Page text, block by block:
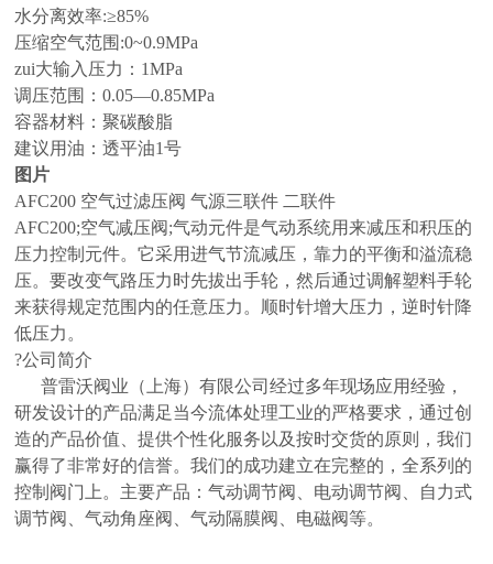
水分离效率:≥85%
压缩空气范围:0~0.9MPa
zui大输入压力：1MPa
调压范围：0.05—0.85MPa
容器材料：聚碳酸脂
建议用油：透平油1号
图片
AFC200 空气过滤压阀 气源三联件 二联件
AFC200;空气减压阀;气动元件是气动系统用来减压和积压的
压力控制元件。它采用进气节流减压，靠力的平衡和溢流稳
压。要改变气路压力时先拔出手轮，然后通过调解塑料手轮
来获得规定范围内的任意压力。顺时针增大压力，逆时针降
低压力。
?公司简介
普雷沃阀业（上海）有限公司经过多年现场应用经验，
研发设计的产品满足当今流体处理工业的严格要求，通过创
造的产品价值、提供个性化服务以及按时交货的原则，我们
赢得了非常好的信誉。我们的成功建立在完整的，全系列的
控制阀门上。主要产品：气动调节阀、电动调节阀、自力式
调节阀、气动角座阀、气动隔膜阀、电磁阀等。